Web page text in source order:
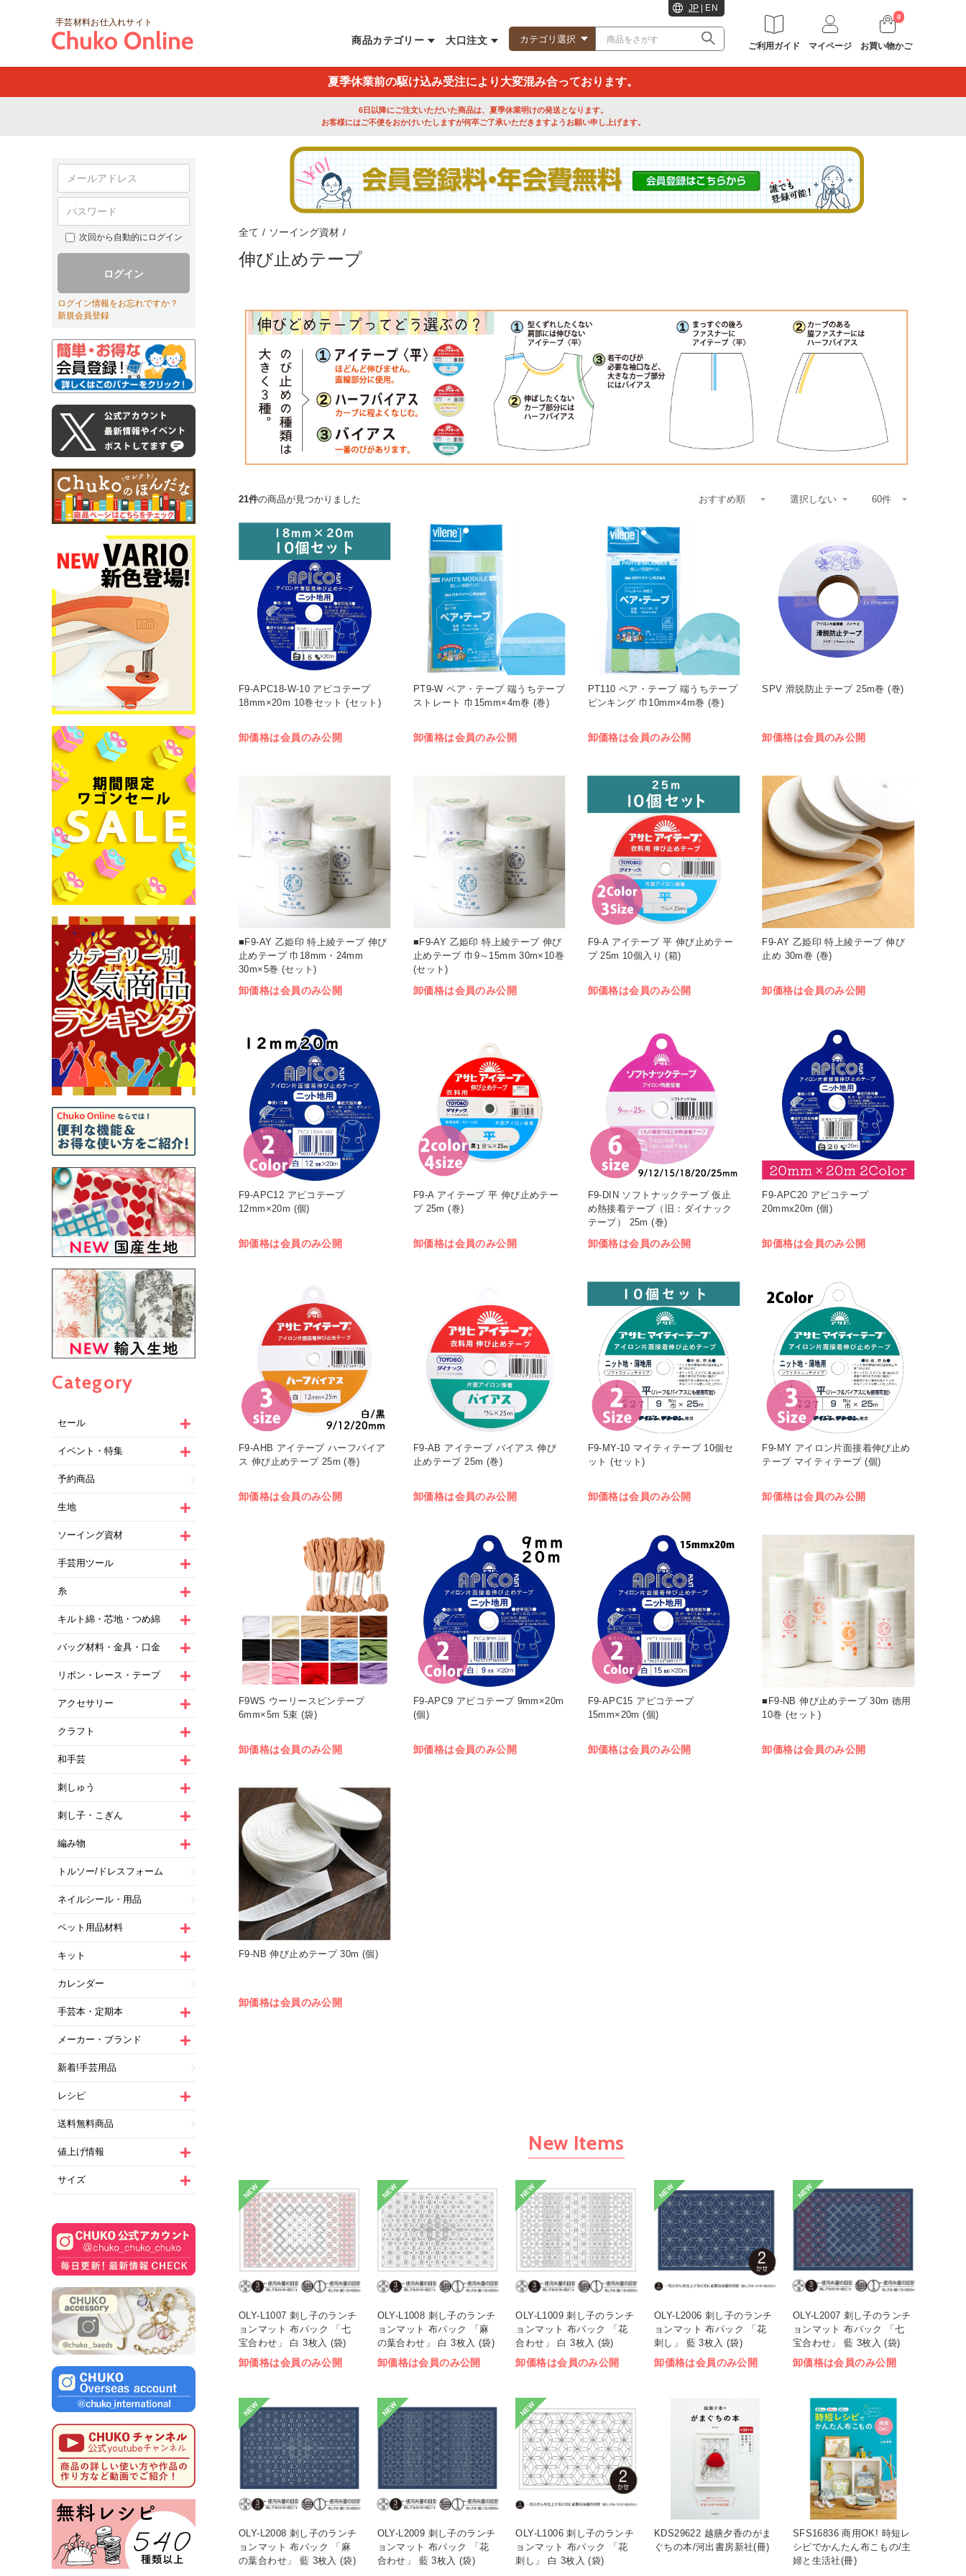
手芸材料お仕入れサイト
商品カテゴリー 大口注文
JP EN
ご利用ガイド マイページ
0
お買い物かご
夏季休業前の駆け込み受注により大変混み合っております。
6日以降にご注文いただいた商品は、夏季休業明けの発送となります。
お客様にはご不便をおかけいたしますが何卒ご了承いただきますようお願い申し上げます。
次回から自動的にログイン
ログイン
ログイン情報をお忘れですか？
新規会員登録
Category
セール
イベント・特集
予約商品
生地
ソーイング資材
手芸用ツール
糸
キルト綿・芯地・つめ綿
バッグ材料・金具・口金
リボン・レース・テープ
アクセサリー
クラフト
和手芸
刺しゅう
刺し子・こぎん
編み物
トルソー/ドレスフォーム
ネイルシール・用品
ペット用品材料
キット
カレンダー
手芸本・定期本
メーカー・ブランド
新着!手芸用品
レシピ
送料無料商品
値上げ情報
サイズ
全て / ソーイング資材 /
伸び止めテープ
21件の商品が見つかりました
F9-APC18-W-10 アピコテープ
18mm×20m 10巻セット (セット)
卸価格は会員のみ公開
PT9-W ペア・テープ 端うちテープ
ストレート 巾15mm×4m巻 (巻)
卸価格は会員のみ公開
PT110 ペア・テープ 端うちテープ
ピンキング 巾10mm×4m巻 (巻)
卸価格は会員のみ公開
SPV 滑脱防止テープ 25m巻 (巻)
卸価格は会員のみ公開
■F9-AY 乙姫印 特上綾テープ 伸び
止めテープ 巾18mm・24mm
30m×5巻 (セット)
卸価格は会員のみ公開
■F9-AY 乙姫印 特上綾テープ 伸び
止めテープ 巾9～15mm 30m×10巻
(セット)
卸価格は会員のみ公開
F9-A アイテープ 平 伸び止めテー
プ 25m 10個入り (箱)
卸価格は会員のみ公開
F9-AY 乙姫印 特上綾テープ 伸び
止め 30m巻 (巻)
卸価格は会員のみ公開
F9-APC12 アピコテープ
12mm×20m (個)
卸価格は会員のみ公開
F9-A アイテープ 平 伸び止めテー
プ 25m (巻)
卸価格は会員のみ公開
F9-DIN ソフトナックテープ 仮止
め熱接着テープ（旧：ダイナック
テープ） 25m (巻)
卸価格は会員のみ公開
F9-APC20 アピコテープ
20mmx20m (個)
卸価格は会員のみ公開
F9-AHB アイテープ ハーフバイア
ス 伸び止めテープ 25m (巻)
卸価格は会員のみ公開
F9-AB アイテープ バイアス 伸び
止めテープ 25m (巻)
卸価格は会員のみ公開
F9-MY-10 マイティテープ 10個セ
ット (セット)
卸価格は会員のみ公開
F9-MY アイロン片面接着伸び止め
テープ マイティテープ (個)
卸価格は会員のみ公開
F9WS ウーリースピンテープ
6mm×5m 5束 (袋)
卸価格は会員のみ公開
F9-APC9 アピコテープ 9mm×20m
(個)
卸価格は会員のみ公開
F9-APC15 アピコテープ
15mm×20m (個)
卸価格は会員のみ公開
■F9-NB 伸び止めテープ 30m 徳用
10巻 (セット)
卸価格は会員のみ公開
F9-NB 伸び止めテープ 30m (個)
卸価格は会員のみ公開
New Items
NEW
OLY-L1007 刺し子のランチ
ョンマット 布パック 「七
宝合わせ」 白 3枚入 (袋)
卸価格は会員のみ公開
NEW
OLY-L1008 刺し子のランチ
ョンマット 布パック 「麻
の葉合わせ」 白 3枚入 (袋)
卸価格は会員のみ公開
NEW
OLY-L1009 刺し子のランチ
ョンマット 布パック 「花
合わせ」 白 3枚入 (袋)
卸価格は会員のみ公開
NEW
OLY-L2006 刺し子のランチ
ョンマット 布パック 「花
刺し」 藍 3枚入 (袋)
卸価格は会員のみ公開
NEW
OLY-L2007 刺し子のランチ
ョンマット 布パック 「七
宝合わせ」 藍 3枚入 (袋)
卸価格は会員のみ公開
NEW
OLY-L2008 刺し子のランチ
ョンマット 布パック 「麻
の葉合わせ」 藍 3枚入 (袋)
NEW
OLY-L2009 刺し子のランチ
ョンマット 布パック 「花
合わせ」 藍 3枚入 (袋)
NEW
OLY-L1006 刺し子のランチ
ョンマット 布パック 「花
刺し」 白 3枚入 (袋)
KDS29622 越膳夕香のがま
ぐちの本/河出書房新社(冊)
SFS16836 商用OK! 時短レ
シピでかんたん布こもの/主
婦と生活社(冊)